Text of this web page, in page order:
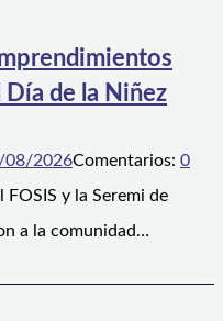
Día de la Niñez
08/2026Comentarios: 0
FOSIS y la Seremi de
a la comunidad…